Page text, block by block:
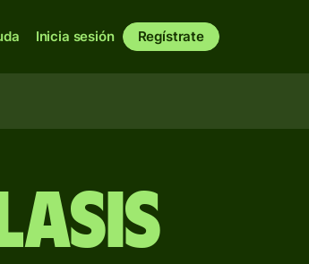
Inicia sesión Regístrate